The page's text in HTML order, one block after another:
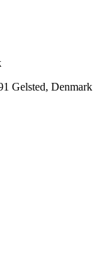
Gelsted, Denmark